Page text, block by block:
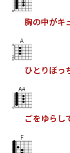
胸の中がキ
A
ひと りぼっ
A#
ごをゆら し
F